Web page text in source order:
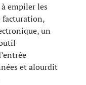
empiler les
facturation,
un
et alourdit